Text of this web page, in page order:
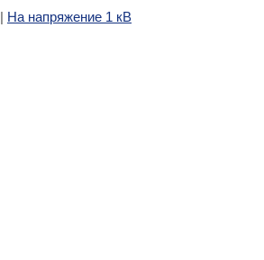
| На напряжение 1 кВ